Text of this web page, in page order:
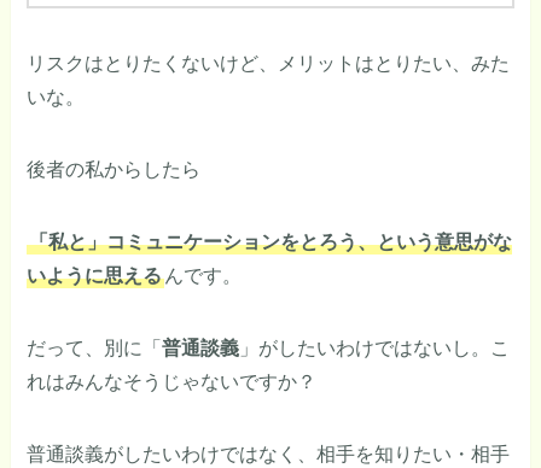
リスクはとりたくないけど、メリットはとりたい、みた
いな。
後者の私からしたら
「私と」コミュニケーションをとろう、という意思がな
いように思える んです。
だって、別に「普通談義 」がしたいわけではないし。こ
れはみんなそうじゃないですか？
普通談義がしたいわけではなく、相手を知りたい・相手